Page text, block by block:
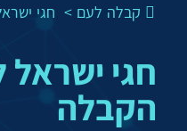
חגי
חגי
הקבלה